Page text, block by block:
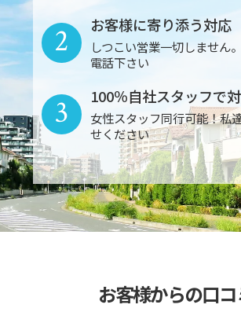
お客様に寄り添う対応
しつこい営業一切しません
電話下さい
2
100％自社スタッフで
女性スタッフ同行可能！私
せください
3
お客様からの口コ